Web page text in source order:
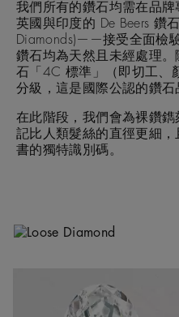
我們所有的鑽石均需在品
英國與印度的 De Beers 鑽
Diamonds)——接受全面檢
鑽石均為天然且未經處理
石「4C 標準」（即切工、
分級，這是國際公認的鑽石
在此階段，我們會為裸鑽鐫
記比人類髮絲的直徑更細
書的獨特識別碼。